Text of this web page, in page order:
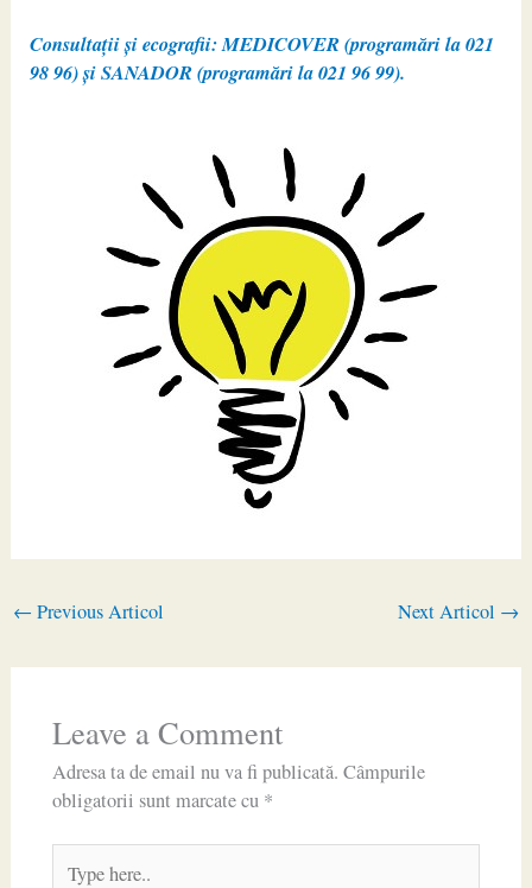
Consultații și ecografii: MEDICOVER (programări la 021
98 96) și SANADOR (programări la 021 96 99).
← Previous Articol Next Articol →
Leave a Comment
Adresa ta de email nu va fi publicată. Câmpurile
obligatorii sunt marcate cu *